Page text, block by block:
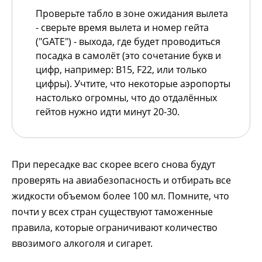
Проверьте табло в зоне ожидания вылета
- сверьте время вылета и номер гейта
("GATE") - выхода, где будет проводиться
посадка в самолёт (это сочетание букв и
цифр, например: B15, F22, или только
цифры). Учтите, что некоторые аэропорты
настолько огромны, что до отдалённых
гейтов нужно идти минут 20-30.
При пересадке вас скорее всего снова будут
проверять на авиабезопасность и отбирать все
жидкости объемом более 100 мл. Помните, что
почти у всех стран существуют таможенные
правила, которые ограничивают количество
ввозимого алкоголя и сигарет.